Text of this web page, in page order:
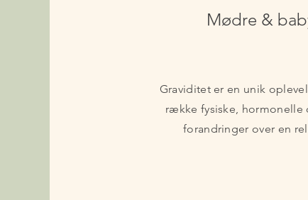
Mødre &
Graviditet er en unik
række fysiske,
forandringer over en